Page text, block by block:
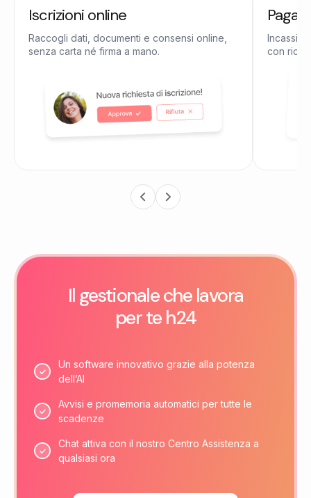
Iscrizioni online
Raccogli dati, documenti e consensi online,
senza carta né firma a mano.
Incassi
con
Il gestionale che lavora
per te h24
Un software innovativo grazie alla potenza
dell’AI
Avvisi e promemoria automatici per tutte le
scadenze
Chat attiva con il nostro Centro Assistenza a
qualsiasi ora